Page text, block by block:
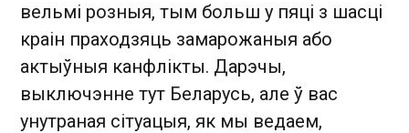
вельмі розныя, тым больш у пяці з шасці
краін праходзяць замарожаныя або
актыўныя канфлікты. Дарэчы,
выключэнне тут Беларусь, але ў вас
унутраная сітуацыя, як мы ведаем,